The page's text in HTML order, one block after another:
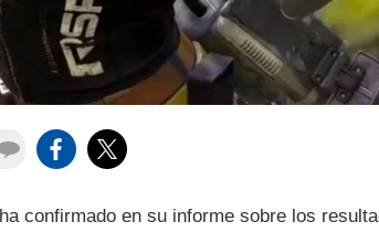
ha confirmado en su informe sobre los